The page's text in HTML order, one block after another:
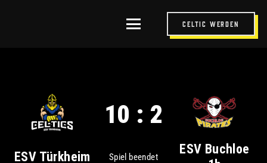
Celtic werden
10 : 2
ESV Türkheim Spiel beendet
ESV Buchloe